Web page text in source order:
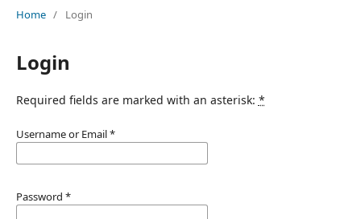
Home / Login
Login
Required fields are marked with an asterisk: *
Username or Email*
Password *